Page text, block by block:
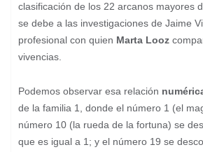
clasificación de los 22 arcanos mayores
se debe a las investigaciones de Jaime
profesional con quien Marta Looz
vivencias.
Podemos observar esa relación
de la familia 1, donde el número 1 (el
número 10 (la rueda de la fortuna) se
que es igual a 1; y el número 19 se